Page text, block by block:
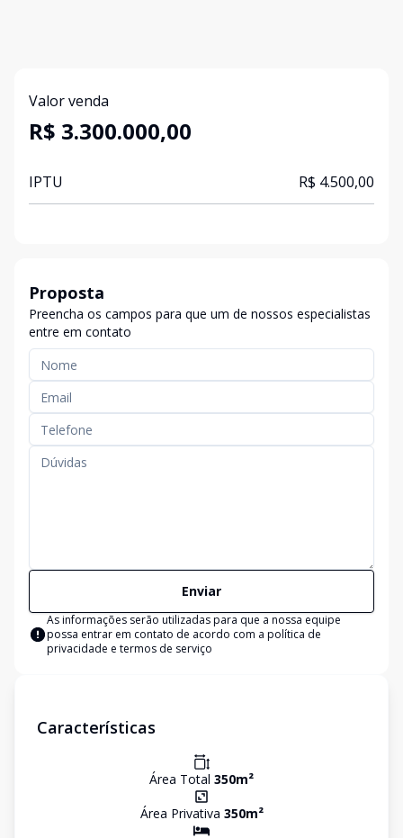
Valor venda
R$ 3.300.000,00
IPTU R$ 4.500,00
Proposta
Preencha os campos para que um de nossos especialistas
entre em contato
Enviar
As informações serão utilizadas para que a nossa equipe
possa entrar em contato de acordo com a política de
privacidade e termos de serviço
Características
Área Total 350m²
Área Privativa 350m²